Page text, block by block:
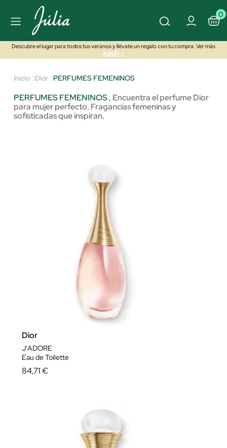
0
Descubre el lugar para todos tus veranos y llévate un regalo con tu compra. Ver más
AQUÍ>>
Inicio Dior PERFUMES FEMENINOS
PERFUMES FEMENINOS, Encuentra el perfume Dior
para mujer perfecto. Fragancias femeninas y
sofisticadas que inspiran.
Dior
J'ADORE
Eau de Toilette
84,71 €